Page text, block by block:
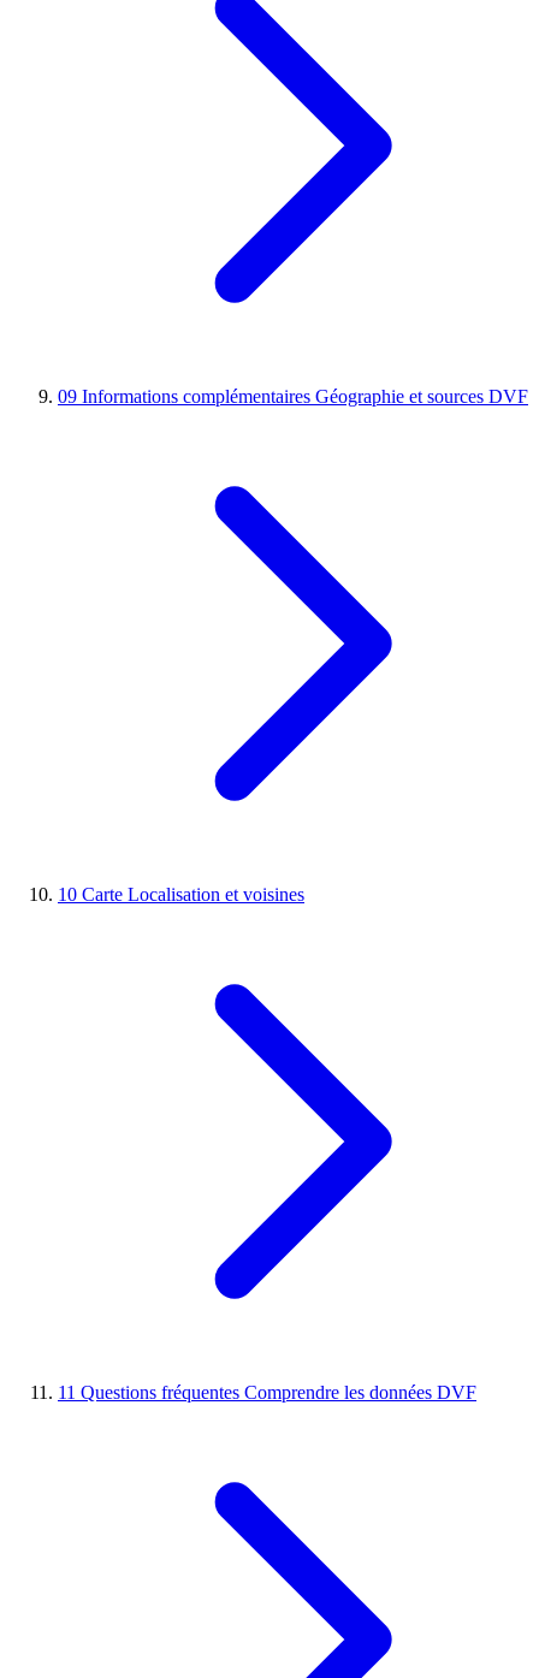
09 Informations complémentaires Géographie et sources DVF
10 Carte Localisation et voisines
11 Questions fréquentes Comprendre les données DVF